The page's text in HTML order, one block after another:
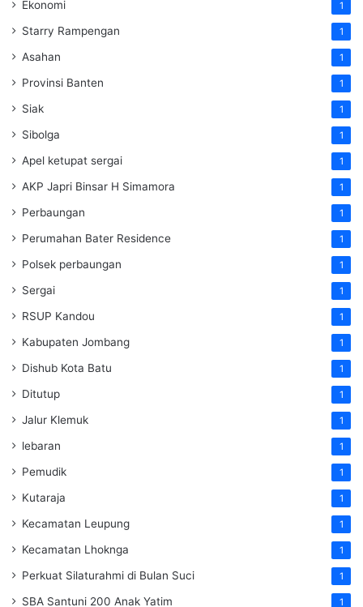
Ekonomi 1
Starry Rampengan 1
Asahan 1
Provinsi Banten 1
Siak 1
Sibolga 1
Apel ketupat sergai 1
AKP Japri Binsar H Simamora 1
Perbaungan 1
Perumahan Bater Residence 1
Polsek perbaungan 1
Sergai 1
RSUP Kandou 1
Kabupaten Jombang 1
Dishub Kota Batu 1
Ditutup 1
Jalur Klemuk 1
lebaran 1
Pemudik 1
Kutaraja 1
Kecamatan Leupung 1
Kecamatan Lhoknga 1
Perkuat Silaturahmi di Bulan Suci 1
SBA Santuni 200 Anak Yatim 1